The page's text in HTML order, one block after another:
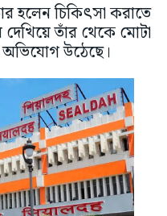
হলেন চিকিৎসা করাতে
তাঁর থেকে মোটা
অভিযোগ উঠেছে।